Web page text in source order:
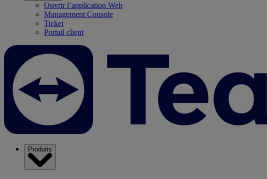
Ouvrir l’application Web
Management Console
Ticket
Portail client
Produits